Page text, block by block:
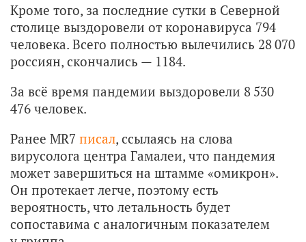
Кроме того, за последние сутки в Северной
столице выздоровели от коронавируса 794
человека. Всего полностью вылечились 28 070
россиян, скончались — 1184.
За всё время пандемии выздоровели 8 530
476 человек.
Ранее MR7 писал, ссылаясь на слова
вирусолога центра Гамалеи, что пандемия
может завершиться на штамме «омикрон».
Он протекает легче, поэтому есть
вероятность, что летальность будет
сопоставима с аналогичным показателем